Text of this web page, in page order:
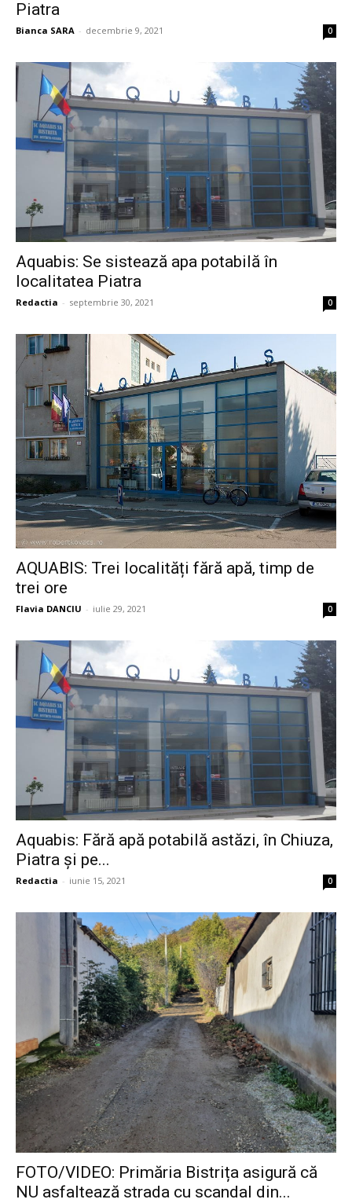
Piatra
Bianca SARA - decembrie 9, 2021 0
Aquabis: Se sistează apa potabilă în
localitatea Piatra
Redactia - septembrie 30, 2021 0
AQUABIS: Trei localități fără apă, timp de
trei ore
Flavia DANCIU - iulie 29, 2021 0
Aquabis: Fără apă potabilă astăzi, în Chiuza,
Piatra și pe...
Redactia - iunie 15, 2021 0
FOTO/VIDEO: Primăria Bistrița asigură că
NU asfaltează strada cu scandal din...